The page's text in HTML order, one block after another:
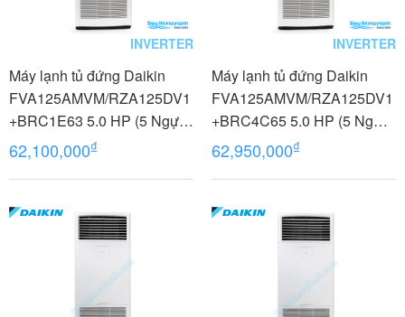
INVERTER
Máy lạnh tủ đứng Daikin
FVA125AMVM/RZA125DV1
+BRC1E63 5.0 HP (5 Ngựa)
Inverter - 1 pha
62,100,000₫
INVERTER
Máy lạnh tủ đứng Daikin
FVA125AMVM/RZA125DV1
+BRC4C65 5.0 HP (5 Ngựa)
Inverter - 1 pha
62,950,000₫